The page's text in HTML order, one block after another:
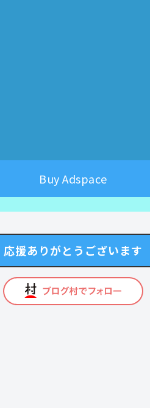
Buy Adspace
応援ありがとうございます